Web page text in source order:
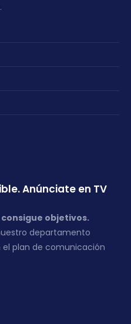
Anúnciate en TV
objetivos.
departamento
plan de comunicación